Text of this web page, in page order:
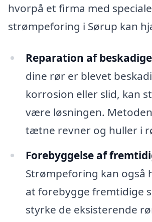
hvorpå et firma med
strømpeforing i Sørup kan
Reparation af
dine rør er blevet
korrosion eller slid, kan
være løsningen.
tætne revner og huller i
Forebyggelse af
Strømpeforing kan også
at forebygge fremtidige
styrke de eksisterende